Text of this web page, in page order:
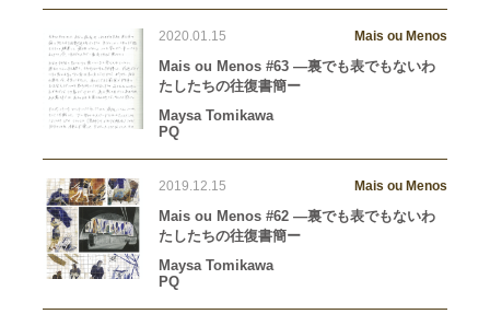
2020.01.15 Mais ou Menos
Mais ou Menos #63 —裏でも表でもないわ
たしたちの往復書簡ー
Maysa Tomikawa
PQ
2019.12.15 Mais ou Menos
Mais ou Menos #62 —裏でも表でもないわ
たしたちの往復書簡ー
Maysa Tomikawa
PQ